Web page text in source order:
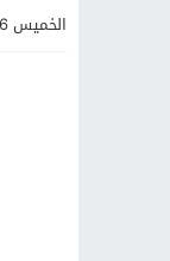
الخميس 6 أغسطس 2026 - 20:37 مساءً